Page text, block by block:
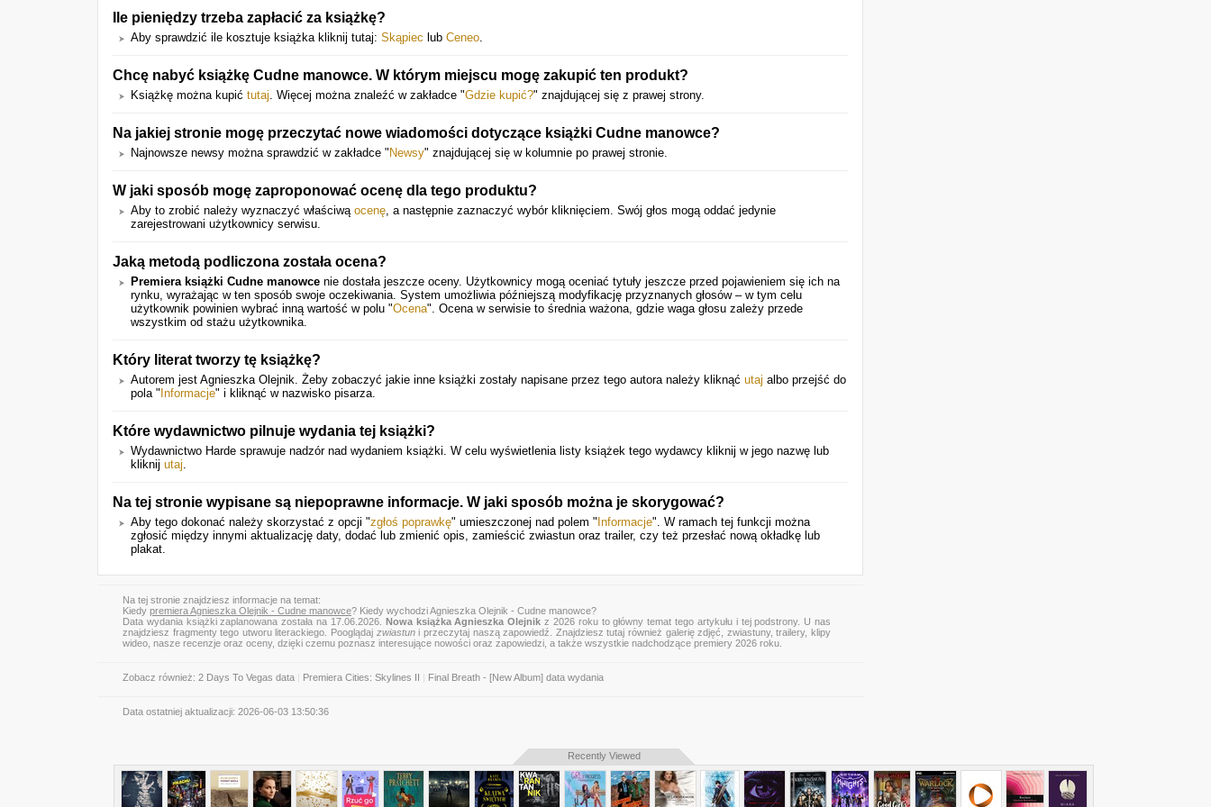
Ile pieniędzy trzeba zapłacić za książkę?
Aby sprawdzić ile kosztuje książka kliknij tutaj: Skąpiec lub Ceneo.
Chcę nabyć książkę Cudne manowce. W którym miejscu mogę zakupić ten produkt?
Książkę można kupić tutaj. Więcej można znaleźć w zakładce "Gdzie kupić?" znajdującej się z prawej strony.
Na jakiej stronie mogę przeczytać nowe wiadomości dotyczące książki Cudne manowce?
Najnowsze newsy można sprawdzić w zakładce " Newsy" znajdującej się w kolumnie po prawej stronie.
W jaki sposób mogę zaproponować ocenę dla tego produktu?
Aby to zrobić należy wyznaczyć właściwą ocenę, a następnie zaznaczyć wybór kliknięciem. Swój głos mogą oddać jedynie
zarejestrowani użytkownicy serwisu.
Jaką metodą podliczona została ocena?
Premiera książki Cudne manowce nie dostała jeszcze oceny. Użytkownicy mogą oceniać tytuły jeszcze przed pojawieniem się ich na
rynku, wyrażając w ten sposób swoje oczekiwania. System umożliwia późniejszą modyfikację przyznanych głosów – w tym celu
użytkownik powinien wybrać inną wartość w polu "Ocena". Ocena w serwisie to średnia ważona, gdzie waga głosu zależy przede
wszystkim od stażu użytkownika.
Który literat tworzy tę książkę?
Autorem jest Agnieszka Olejnik. Żeby zobaczyć jakie inne książki zostały napisane przez tego autora należy kliknąć utaj albo przejść do
pola " Informacje" i kliknąć w nazwisko pisarza.
Które wydawnictwo pilnuje wydania tej książki?
Wydawnictwo Harde sprawuje nadzór nad wydaniem książki. W celu wyświetlenia listy książek tego wydawcy kliknij w jego nazwę lub
kliknij utaj.
Na tej stronie wypisane są niepoprawne informacje. W jaki sposób można je skorygować?
Aby tego dokonać należy skorzystać z opcji "zgłoś poprawkę" umieszczonej nad polem " Informacje". W ramach tej funkcji można
zgłosić między innymi aktualizację daty, dodać lub zmienić opis, zamieścić zwiastun oraz trailer, czy też przesłać nową okładkę lub
plakat.
Na tej stronie znajdziesz informacje na temat:
Kiedy premiera Agnieszka Olejnik - Cudne manowce? Kiedy wychodzi Agnieszka Olejnik - Cudne manowce?
Data wydania książki zaplanowana została na 17.06.2026. Nowa książka Agnieszka Olejnik z 2026 roku to główny temat tego artykułu i tej podstrony. U nas
znajdziesz fragmenty tego utworu literackiego. Pooglądaj zwiastuni przeczytaj naszą zapowiedź. Znajdziesz tutaj również galerię zdjęć, zwiastuny, trailery, klipy
wideo, nasze recenzje oraz oceny, dzięki czemu poznasz interesujące nowości oraz zapowiedzi, a także wszystkie nadchodzące premiery 2026 roku.
Zobacz również: 2 Days To Vegas data Premiera Cities: Skylines II Final Breath - [New Album] data wydania
Data ostatniej aktualizacji: 2026-06-03 13:50:36
Recently Viewed